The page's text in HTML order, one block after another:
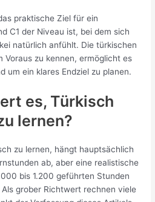
praktische Ziel für ein
C1 der Niveau ist, bei dem sich
natürlich anfühlt. Die türkischen
Voraus zu kennen, ermöglicht es
um ein klares Endziel zu planen.
es, Türkisch
lernen?
zu lernen, hängt hauptsächlich
ab, aber eine realistische
bis 1.200 geführten Stunden
Als grober Richtwert rechnen viele